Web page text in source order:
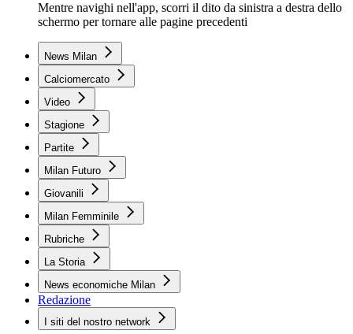
Mentre navighi nell'app, scorri il dito da sinistra a destra dello
schermo per tornare alle pagine precedenti
News Milan
Calciomercato
Video
Stagione
Partite
Milan Futuro
Giovanili
Milan Femminile
Rubriche
La Storia
News economiche Milan
Redazione
I siti del nostro network